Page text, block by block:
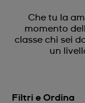
Che tu la
momento
classe chi sei
un
Filtri e Ordina